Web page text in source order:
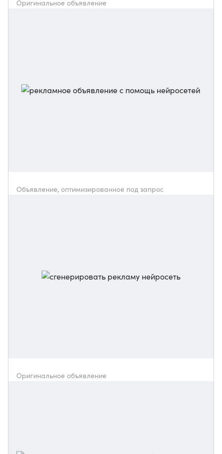
Оригинальное объявление
Объявление, оптимизированное под запрос
Оригинальное объявление